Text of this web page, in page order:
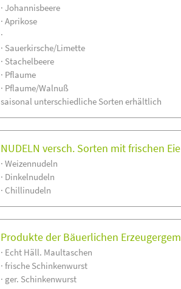
· Johannisbeere
· Aprikose
·
· Sauerkirsche/Limette
· Stachelbeere
· Pflaume
· Pflaume/Walnuß
saisonal unterschiedliche Sorten erhältlich
NUDELN versch. Sorten mit frischen
· Weizennudeln
· Dinkelnudeln
· Chillinudeln
Produkte der Bäuerlichen
· Echt Häll. Maultaschen
· frische Schinkenwurst
· ger. Schinkenwurst